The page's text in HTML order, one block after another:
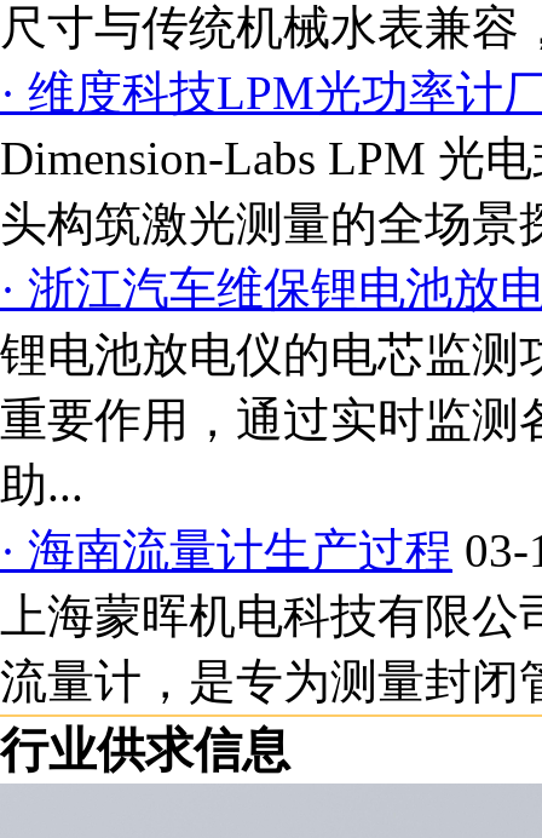
尺寸与传统机械水表兼
· 维度科技LPM光功率计
Dimension-Labs LPM 光
头构筑激光测量的全场景
· 浙江汽车维保锂电池放
锂电池放电仪的电芯监测
重要作用，通过实时监测
助...
· 海南流量计生产过程 03-
上海蒙晖机电科技有限
流量计，是专为测量封闭
行业供求信息